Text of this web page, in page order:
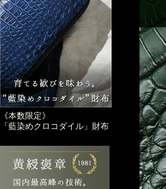
《本数限定》
「藍染めクロコダイル」財布